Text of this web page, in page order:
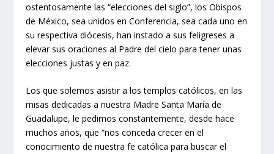
ostentosamente las “elecciones del siglo”, los Obispos
de México, sea unidos en Conferencia, sea cada uno en
su respectiva diócesis, han instado a sus feligreses a
elevar sus oraciones al Padre del cielo para tener unas
elecciones justas y en paz.
Los que solemos asistir a los templos católicos, en las
misas dedicadas a nuestra Madre Santa María de
Guadalupe, le pedimos constantemente, desde hace
muchos años, que “nos conceda crecer en el
conocimiento de nuestra fe católica para buscar el